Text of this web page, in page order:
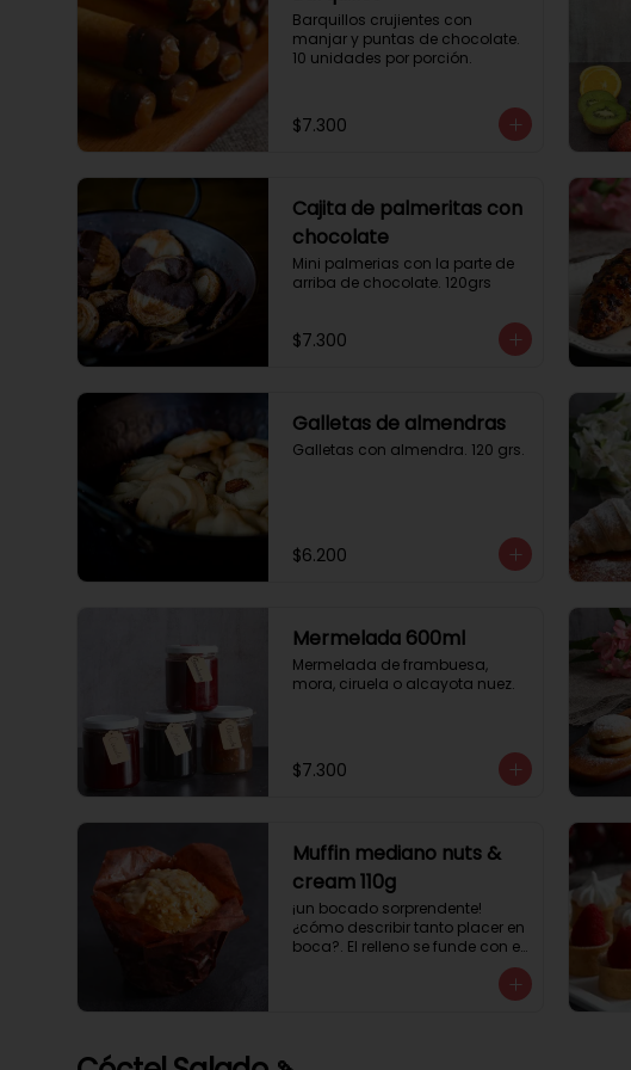
Barquillos crujientes con
manjar y puntas de chocolate.
10 unidades por porción.
$7.300
Cajita de palmeritas con
chocolate
Mini palmerias con la parte de
arriba de chocolate. 120grs
$7.300
Galletas de almendras
Galletas con almendra. 120 grs.
$6.200
Mermelada 600ml
Mermelada de frambuesa,
mora, ciruela o alcayota nuez.
$7.300
Muffin mediano nuts &
cream 110g
¡un bocado sorprendente!
¿cómo describir tanto placer en
boca?. El relleno se funde con el
potencia su masa exquisita.